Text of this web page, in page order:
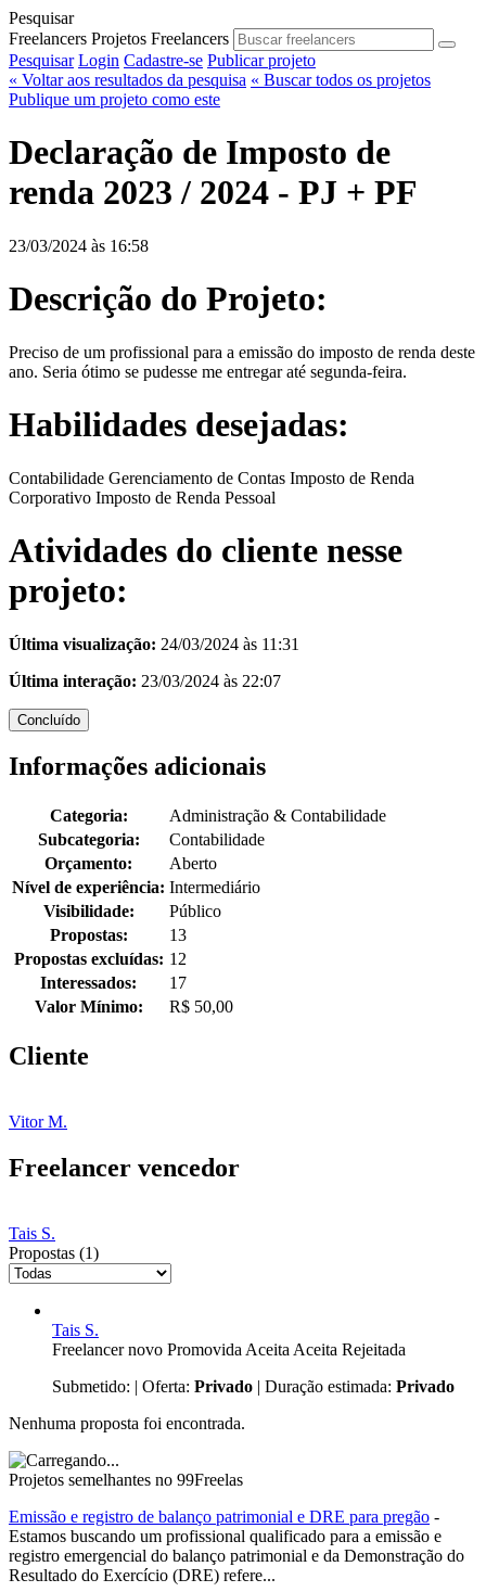
Pesquisar
Freelancers Projetos Freelancers
Pesquisar Login Cadastre-se Publicar projeto
« Voltar aos resultados da pesquisa « Buscar todos os projetos
Publique um projeto como este
Declaração de Imposto de
renda 2023 / 2024 - PJ + PF
23/03/2024 às 16:58
Descrição do Projeto:
Preciso de um profissional para a emissão do imposto de renda deste
ano. Seria ótimo se pudesse me entregar até segunda-feira.
Habilidades desejadas:
Contabilidade Gerenciamento de Contas Imposto de Renda
Corporativo Imposto de Renda Pessoal
Atividades do cliente nesse
projeto:
Última visualização: 24/03/2024 às 11:31
Última interação: 23/03/2024 às 22:07
Concluído
Informações adicionais
Categoria:
Administração & Contabilidade
Subcategoria:
Contabilidade
Orçamento:
Aberto
Nível de experiência: Intermediário
Visibilidade:
Público
Propostas:
13
Propostas excluídas: 12
Interessados:
17
Valor Mínimo:
R$ 50,00
Cliente
Vitor M.
Freelancer vencedor
Tais S.
Propostas (1)
Tais S.
Freelancer novo Promovida Aceita Aceita Rejeitada
Submetido: | Oferta: Privado | Duração estimada: Privado
Nenhuma proposta foi encontrada.
Projetos semelhantes no 99Freelas
Emissão e registro de balanço patrimonial e DRE para pregão -
Estamos buscando um profissional qualificado para a emissão e
registro emergencial do balanço patrimonial e da Demonstração do
Resultado do Exercício (DRE) refere...